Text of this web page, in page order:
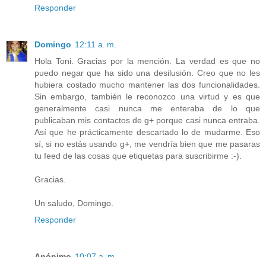
Responder
Domingo 12:11 a. m.
Hola Toni. Gracias por la mención. La verdad es que no
puedo negar que ha sido una desilusión. Creo que no les
hubiera costado mucho mantener las dos funcionalidades.
Sin embargo, también le reconozco una virtud y es que
generalmente casi nunca me enteraba de lo que
publicaban mis contactos de g+ porque casi nunca entraba.
Así que he prácticamente descartado lo de mudarme. Eso
sí, si no estás usando g+, me vendría bien que me pasaras
tu feed de las cosas que etiquetas para suscribirme :-).
Gracias.
Un saludo, Domingo.
Responder